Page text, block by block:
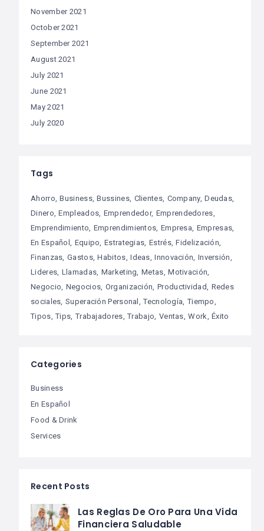
November 2021
October 2021
September 2021
August 2021
July 2021
June 2021
May 2021
July 2020
Tags
Ahorro Business Bussines Clientes Company Deudas
Dinero Empleados Emprendedor Emprendedores
Emprendimiento Emprendimientos Empresa Empresas
En Español Equipo Estrategias Estrés Fidelización
Finanzas Gastos Habitos Ideas Innovación Inversión
Lideres Llamadas Marketing Metas Motivación
Negocio Negocios Organización Productividad Redes
sociales Superación Personal Tecnología Tiempo
Tipos Tips Trabajadores Trabajo Ventas Work Éxito
Categories
Business
En Español
Food & Drink
Services
Recent Posts
Las Reglas De Oro Para Una Vida
Financiera Saludable